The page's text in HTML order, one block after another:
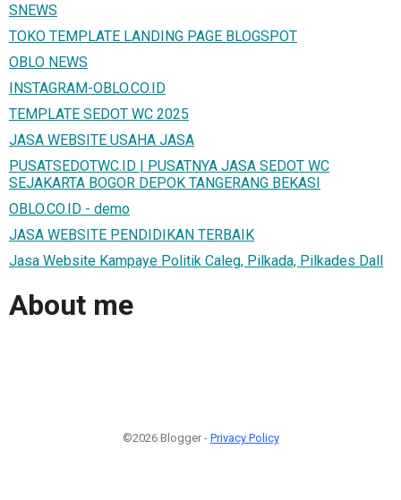
SNEWS
TOKO TEMPLATE LANDING PAGE BLOGSPOT
OBLO NEWS
INSTAGRAM-OBLO.CO.ID
TEMPLATE SEDOT WC 2025
JASA WEBSITE USAHA JASA
PUSATSEDOTWC.ID | PUSATNYA JASA SEDOT WC
SEJAKARTA BOGOR DEPOK TANGERANG BEKASI
OBLO.CO.ID - demo
JASA WEBSITE PENDIDIKAN TERBAIK
Jasa Website Kampaye Politik Caleg, Pilkada, Pilkades Dall
About me
©2026 Blogger - Privacy Policy